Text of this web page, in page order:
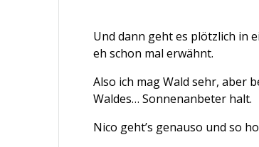
Und dann geht es plötzlich in
eh schon mal erwähnt.
Also ich mag Wald sehr, aber
Waldes… Sonnenanbeter halt.
Nico geht’s genauso und so